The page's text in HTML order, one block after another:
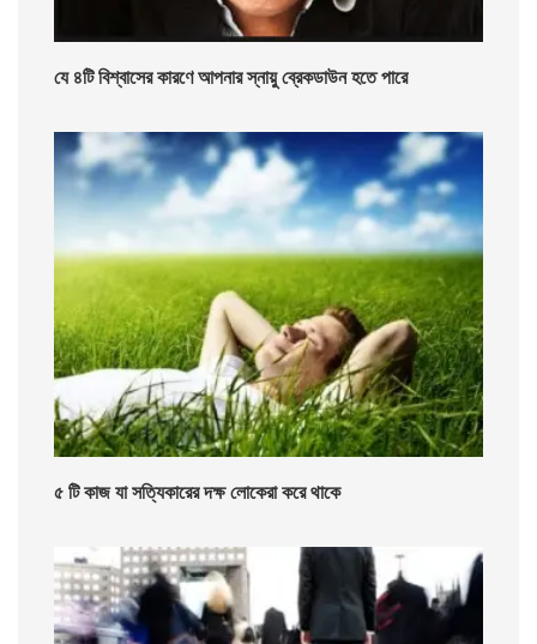
যে ৪টি বিশ্বাসের কারণে আপনার স্নায়ু ব্রেকডাউন হতে পারে
৫ টি কাজ যা সত্যিকারের দক্ষ লোকেরা করে থাকে